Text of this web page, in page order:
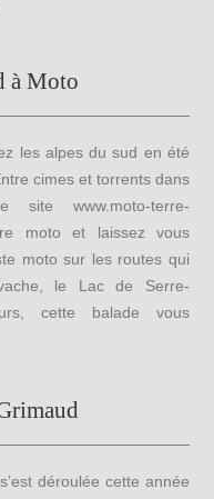
à Moto
les alpes du sud en été
cimes et torrents dans
www.moto-terre-
moto et laissez vous
moto sur les routes qui
le Lac de Serre-
cette balade vous
déroulée cette année